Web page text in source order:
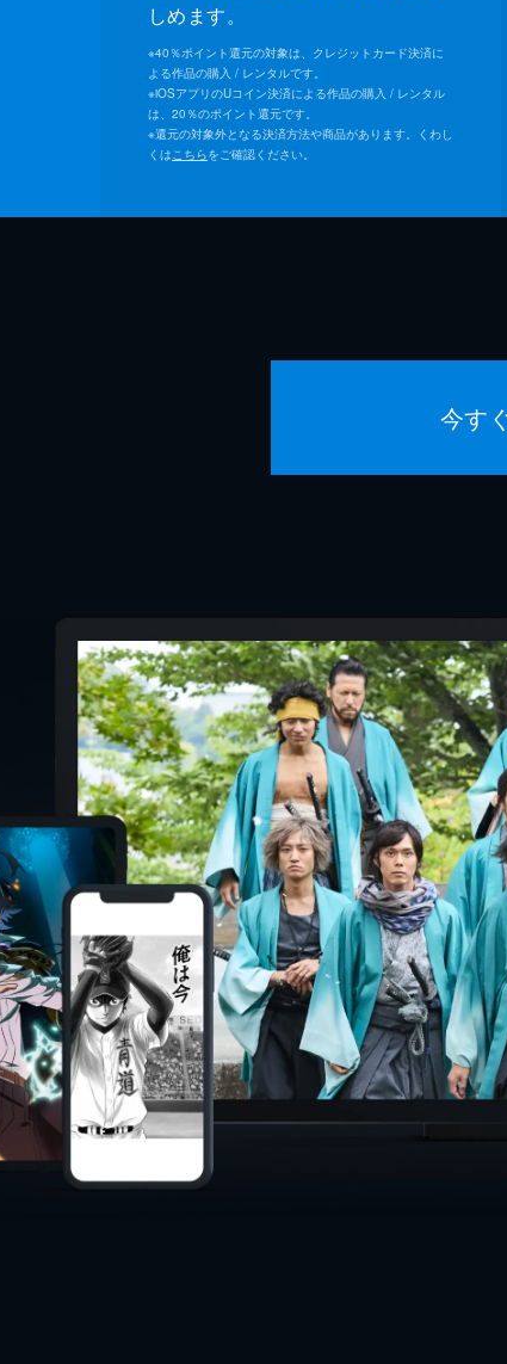
しめます。
※40％ポイント還元の対象は、クレジットカード決済に
よる作品の購入 / レンタルです。
※iOSアプリのUコイン決済による作品の購入 / レンタル
は、20％のポイント還元です。
※還元の対象外となる決済方法や商品があります。くわし
くはこちらをご確認ください。
今す